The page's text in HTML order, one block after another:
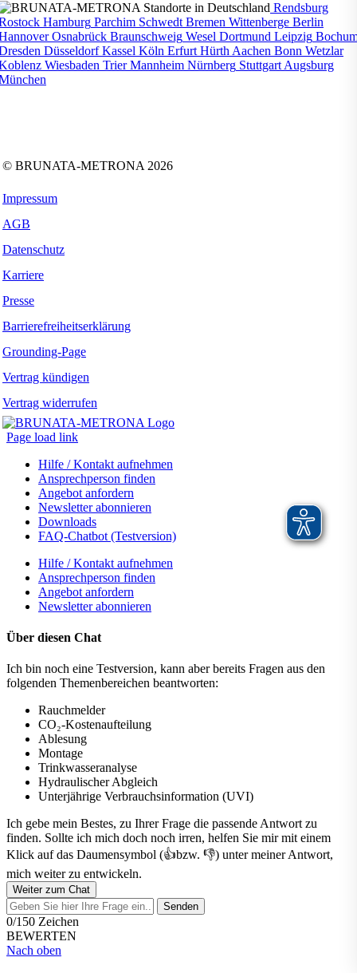
Rendsburg
Hamburg Parchim Schwedt Bremen Wittenberge Berlin
Osnabrück Braunschweig Wesel Dortmund Leipzig
DüsseldorfKassel Köln Erfurt Hürth Aachen Bonn Wetzlar
Wiesbaden TrierMannheim Nürnberg Stuttgart Augsburg
© BRUNATA-METRONA 2026
Impressum
AGB
Datenschutz
Karriere
Presse
Barrierefreiheitserklärung
Grounding-Page
Vertrag kündigen
Vertrag widerrufen
Page load link
Hilfe / Kontakt aufnehmen
Ansprechperson finden
Angebot anfordern
Newsletter abonnieren
Downloads
FAQ-Chatbot (Testversion)
Hilfe / Kontakt aufnehmen
Ansprechperson finden
Angebot anfordern
Newsletter abonnieren
Über diesen Chat
Ich bin noch eine Testversion, kann aber bereits Fragen aus den
folgenden Themenbereichen beantworten:
Rauchmelder
CO₂-Kostenaufteilung
Ablesung
Montage
Trinkwasseranalyse
Hydraulischer Abgleich
Unterjährige Verbrauchsinformation (UVI)
Ich gebe mein Bestes, zu Ihrer Frage die passende Antwort zu
finden. Sollte ich mich doch noch irren, helfen Sie mir mit einem
Klick auf das Daumensymbol (👍bzw. 👎) unter meiner Antwort,
mich weiter zu entwickeln.
Weiter zum Chat
Senden
0/150 Zeichen
BEWERTEN
Nach oben